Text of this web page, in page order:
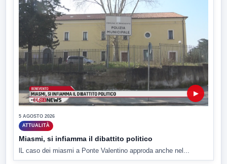
▶
5 AGOSTO 2026
ATTUALITÀ
Miasmi, si infiamma il dibattito politico
lL caso dei miasmi a Ponte Valentino approda anche nel...